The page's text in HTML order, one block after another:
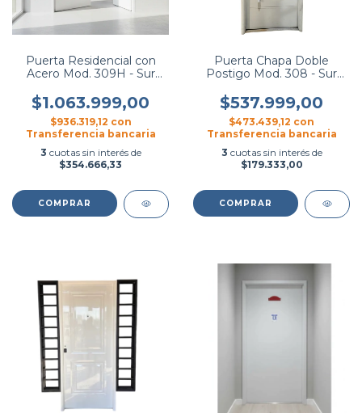
Puerta Residencial con
Acero Mod. 309H - Sur
$1.063.999,00
$936.319,12 con
Transferencia bancaria
3 cuotas sin interés de
$354.666,33
COMPRAR
Puerta Chapa Doble
Postigo Mod. 308 - Sur
$537.999,00
$473.439,12 con
Transferencia bancaria
3 cuotas sin interés de
$179.333,00
COMPRAR